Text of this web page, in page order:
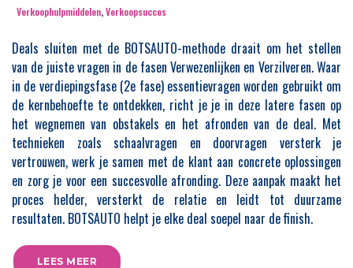
Verkoophulpmiddelen,Verkoopsucces
Deals sluiten met de BOTSAUTO-methode draait om het stellen
van de juiste vragen in de fasen Verwezenlijken en Verzilveren. Waar
in de verdiepingsfase (2e fase) essentievragen worden gebruikt om
de kernbehoefte te ontdekken, richt je je in deze latere fasen op
het wegnemen van obstakels en het afronden van de deal. Met
technieken zoals schaalvragen en doorvragen versterk je
vertrouwen, werk je samen met de klant aan concrete oplossingen
en zorg je voor een succesvolle afronding. Deze aanpak maakt het
proces helder, versterkt de relatie en leidt tot duurzame
resultaten. BOTSAUTO helpt je elke deal soepel naar de finish.
LEES MEER